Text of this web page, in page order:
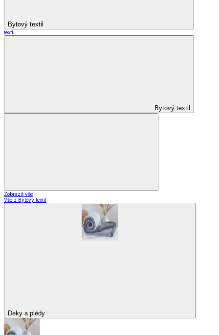
Bytový textil
textil
Bytový textil
Zobrazit vše
Vše z Bytový textil
Deky a plédy